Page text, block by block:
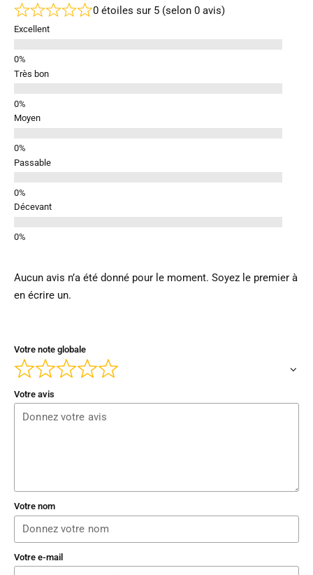
0 étoiles sur 5 (selon 0 avis)
Excellent
Très bon
Moyen
Passable
Décevant
Aucun avis n’a été donné pour le moment. Soyez le premier à
en écrire un.
Votre note globale
Votre avis
Votre nom
Votre e-mail